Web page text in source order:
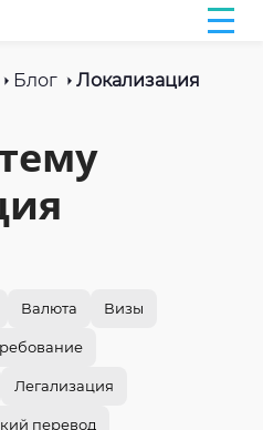
Блог Локализация
Валюта Визы
Легализация
перевод